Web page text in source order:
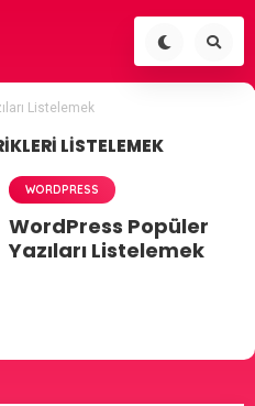
Listelemek
LISTELEMEK
WORDPRESS
WordPress Popüler
Yazıları Listelemek